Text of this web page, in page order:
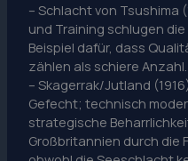
– Schlacht von Tsushima
und Training schlugen
Beispiel dafür, dass
zählen als schiere Anzahl.
– Skagerrak/Jutland
Gefecht; technisch
strategische
Großbritannien durch die